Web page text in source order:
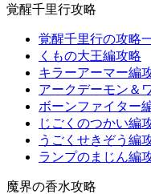
覚醒千里行攻略
覚醒千里行の攻略
くもの大王編攻略
キラーアーマー編
アークデーモン＆
ボーンファイター
じごくのつかい編
うごくせきぞう編
ランプのまじん編
魔界の香水攻略